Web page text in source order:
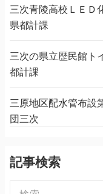
三次青陵高校ＬＥＤ
県都計課
三次の県立歴民館ト
都計課
三原地区配水管布設
団三次
記事検索